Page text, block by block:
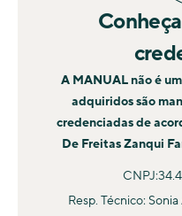
A MANUAL não é
adquiridos são
credenciadas de
De Freitas Zanqui
Resp. Técnico: